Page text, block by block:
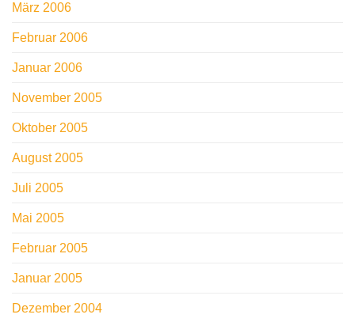
März 2006
Februar 2006
Januar 2006
November 2005
Oktober 2005
August 2005
Juli 2005
Mai 2005
Februar 2005
Januar 2005
Dezember 2004